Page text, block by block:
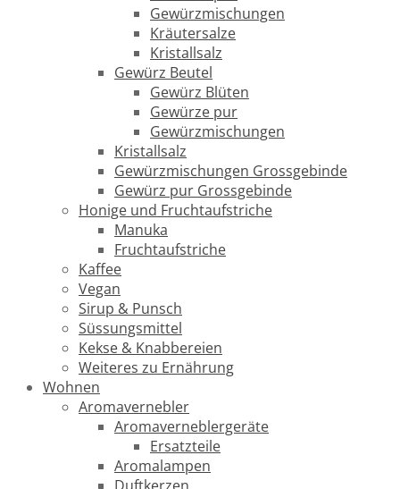
Gewürzmischungen
Kräutersalze
Kristallsalz
Gewürz Beutel
Gewürz Blüten
Gewürze pur
Gewürzmischungen
Kristallsalz
Gewürzmischungen Grossgebinde
Gewürz pur Grossgebinde
Honige und Fruchtaufstriche
Manuka
Fruchtaufstriche
Kaffee
Vegan
Sirup & Punsch
Süssungsmittel
Kekse & Knabbereien
Weiteres zu Ernährung
Wohnen
Aromavernebler
Aromaverneblergeräte
Ersatzteile
Aromalampen